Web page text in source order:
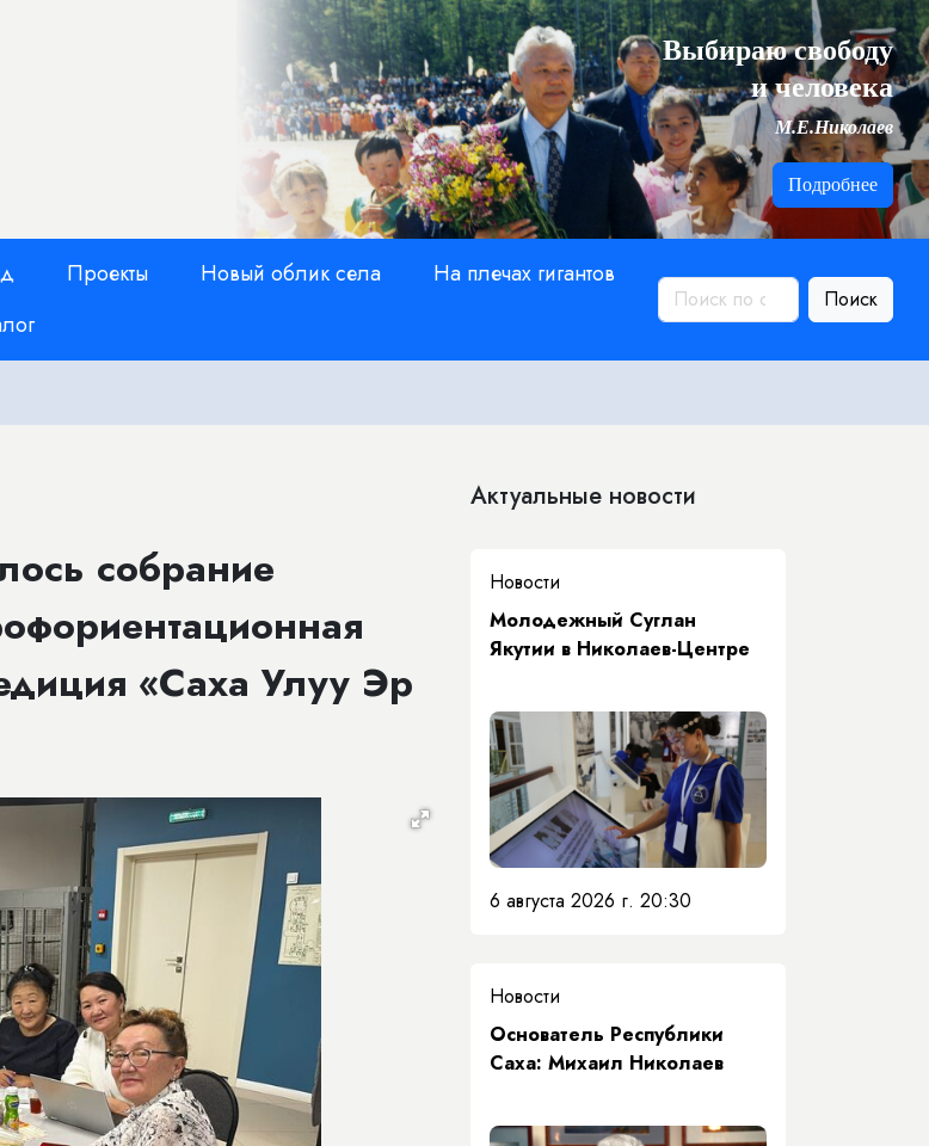
Выбираю свободу
и человека
М.Е.Николаев
Подробнее
Проекты Новый облик села
На плечах гигантов
Поиск
собрание
«Саха Улуу Эр
Актуальные новости
Новости
Молодежный Суглан
Якутии в Николаев-Центре
6 августа 2026 г. 20:30
Новости
Основатель Республики
Саха: Михаил Николаев